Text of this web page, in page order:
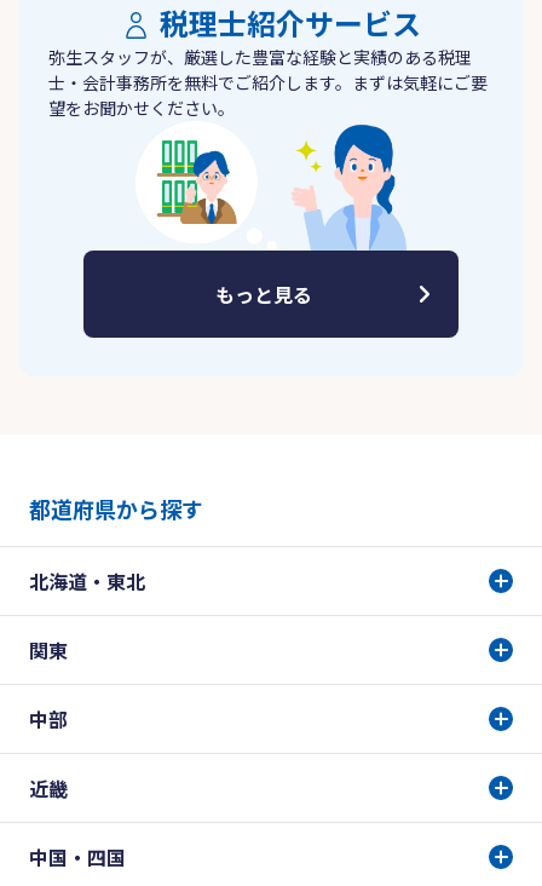
税理士紹介サービス
弥生スタッフが、厳選した豊富な経験と実績のある税理
士・会計事務所を無料でご紹介します。まずは気軽にご要
望をお聞かせください。
もっと見る
都道府県から探す
北海道・東北
関東
中部
近畿
中国・四国